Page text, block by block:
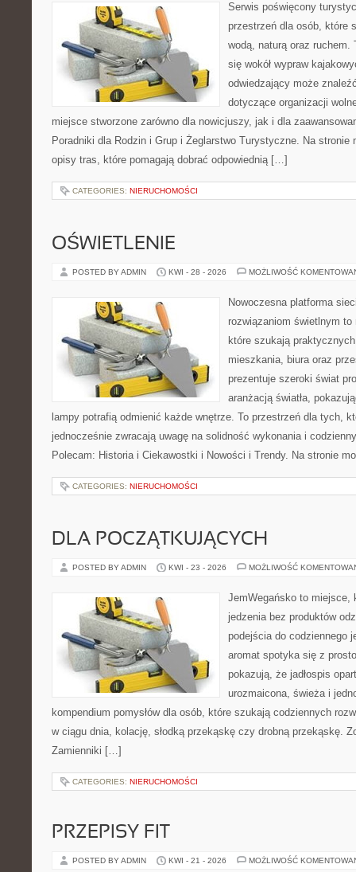
Serwis poświęcony
przestrzeń dla osób, które
wodą, naturą oraz ruchem.
się wokół wypraw
odwiedzający może
dotyczące organizacji
miejsce stworzone zarówno dla nowicjuszy, jak i dla
Poradniki dla Rodzin i Grup i Żeglarstwo Turystyczne. Na stronie
opisy tras, które pomagają dobrać odpowiednią […]
CATEGORIES: NIERUCHOMOŚCI
OŚWIETLENIE
POSTED BY ADMIN KWI - 28 - 2026 MOŻLIWOŚĆ
Nowoczesna platforma
rozwiązaniom świetlnym
które szukają
mieszkania, biura oraz
prezentuje szeroki świat
aranżacją światła,
lampy potrafią odmienić każde wnętrze. To przestrzeń dla tych,
jednocześnie zwracają uwagę na solidność wykonania i
Polecam: Historia i Ciekawostki i Nowości i Trendy. Na stronie
CATEGORIES: NIERUCHOMOŚCI
DLA POCZĄTKUJĄCYCH
POSTED BY ADMIN KWI - 23 - 2026 MOŻLIWOŚĆ
JemWegańsko to miejsce,
jedzenia bez produktów
podejścia do codziennego
aromat spotyka się z
pokazują, że jadłospis
urozmaicona, świeża i
kompendium pomysłów dla osób, które szukają codziennych
w ciągu dnia, kolację, słodką przekąskę czy drobną przekąskę.
Zamienniki […]
CATEGORIES: NIERUCHOMOŚCI
PRZEPISY FIT
POSTED BY ADMIN KWI - 21 - 2026 MOŻLIWOŚĆ